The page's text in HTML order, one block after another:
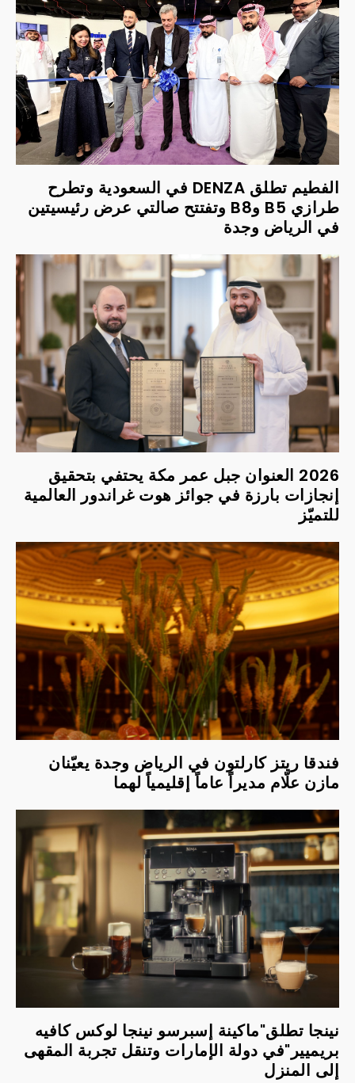
الفطيم تطلق DENZA في السعودية وتطرح
طرازي B5 وB8 وتفتتح صالتي عرض رئيسيتين
في الرياض وجدة
2026 العنوان جبل عمر مكة يحتفي بتحقيق
إنجازات بارزة في جوائز هوت غراندور العالمية
للتميّز
فندقا ريتز كارلتون في الرياض وجدة يعيّنان
مازن علّام مديراً عاماً إقليمياً لهما
نينجا تطلق"ماكينة إسبرسو نينجا لوكس كافيه
بريميير"في دولة الإمارات وتنقل تجربة المقهى
إلى المنزل